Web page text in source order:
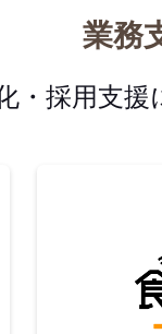
業務
・採用支